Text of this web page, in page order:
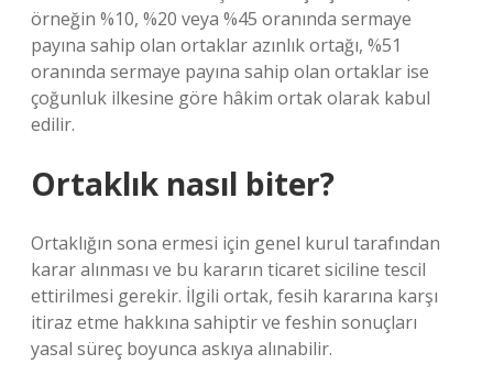
örneğin %10, %20 veya %45 oranında sermaye
payına sahip olan ortaklar azınlık ortağı, %51
oranında sermaye payına sahip olan ortaklar ise
çoğunluk ilkesine göre hâkim ortak olarak kabul
edilir.
Ortaklık nasıl biter?
Ortaklığın sona ermesi için genel kurul tarafından
karar alınması ve bu kararın ticaret siciline tescil
ettirilmesi gerekir. İlgili ortak, fesih kararına karşı
itiraz etme hakkına sahiptir ve feshin sonuçları
yasal süreç boyunca askıya alınabilir.